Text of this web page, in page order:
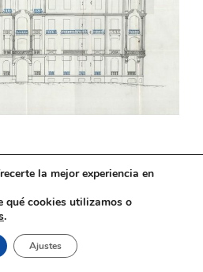
en Andalucía © 2026
la mejor experiencia en
qué cookies utilizamos o
.
Ajustes